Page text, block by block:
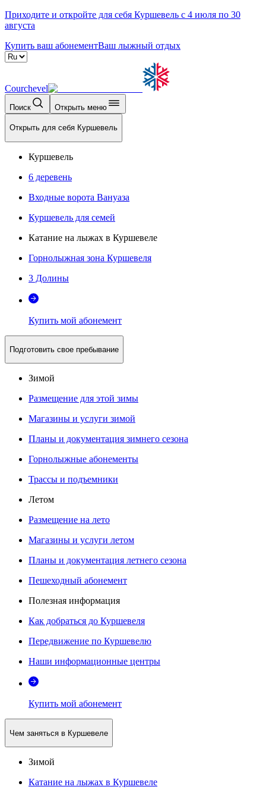
Приходите и откройте для себя Куршевель с 4 июля по 30
августа
Купить ваш абонементВаш лыжный отдых
Courchevel
Поиск Открыть меню
Открыть для себя Куршевель
Куршевель
6 деревень
Входные ворота Вануаза
Куршевель для семей
Катание на лыжах в Куршевеле
Горнолыжная зона Куршевеля
3 Долины
Купить мой абонемент
Подготовить свое пребывание
Зимой
Размещение для этой зимы
Магазины и услуги зимой
Планы и документация зимнего сезона
Горнолыжные абонементы
Трассы и подъемники
Летом
Размещение на лето
Магазины и услуги летом
Планы и документация летнего сезона
Пешеходный абонемент
Полезная информация
Как добраться до Куршевеля
Передвижение по Куршевелю
Наши информационные центры
Купить мой абонемент
Чем заняться в Куршевеле
Зимой
Катание на лыжах в Куршевеле